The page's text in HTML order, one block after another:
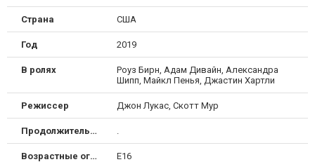
Страна США
Год 2019
В ролях
Роуз Бирн, Адам Дивайн, Александра
Шипп, Майкл Пенья, Джастин Хартли
Режиссер Джон Лукас, Скотт Мур
Продолжительность
Возрастные ограничения Е16